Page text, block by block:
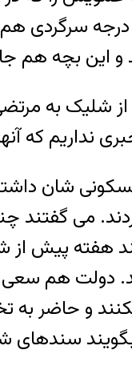
درجه سرگردی
از شلیک به
شان
می
هفته پیش
دولت هم
و حاضر به